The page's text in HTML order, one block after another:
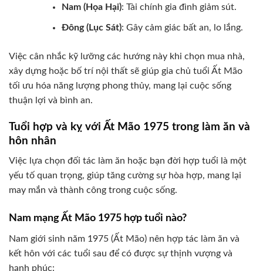
Nam (Họa Hại): Tài chính gia đình giảm sút.
Đông (Lục Sát): Gây cảm giác bất an, lo lắng.
Việc cân nhắc kỹ lưỡng các hướng này khi chọn mua nhà,
xây dựng hoặc bố trí nội thất sẽ giúp gia chủ tuổi Ất Mão
tối ưu hóa năng lượng phong thủy, mang lại cuộc sống
thuận lợi và bình an.
Tuổi hợp và kỵ với Ất Mão 1975 trong làm ăn và
hôn nhân
Việc lựa chọn đối tác làm ăn hoặc bạn đời hợp tuổi là một
yếu tố quan trọng, giúp tăng cường sự hòa hợp, mang lại
may mắn và thành công trong cuộc sống.
Nam mạng Ất Mão 1975 hợp tuổi nào?
Nam giới sinh năm 1975 (Ất Mão) nên hợp tác làm ăn và
kết hôn với các tuổi sau để có được sự thịnh vượng và
hạnh phúc: